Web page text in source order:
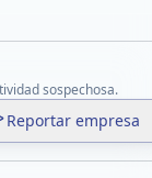
sospechosa.
Reportar empresa